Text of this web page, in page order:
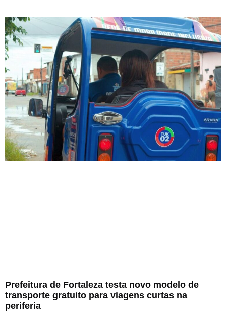
Prefeitura de Fortaleza testa novo modelo de
transporte gratuito para viagens curtas na
periferia